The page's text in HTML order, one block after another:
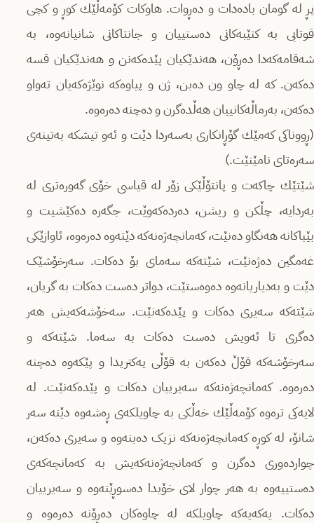
پڕ لە گومان بادەدات و دەڕوات. هاوکات کۆمەڵێك کوڕ و کچی
قوتابی بە کتێبەکانی دەستییان و جانتاکانی شانیانەوە، بە
شەقامەکەدا دەڕۆن، هەندێکیان پێدەکەنن و هەندێکیان قسە
دەکەن. کە لە چاو ون دەبن، ژن و پیاوەکە نوێژەکەیان تەواو
دەکەن، بەرماڵەکانییان هەڵدەگرن و دەچنە دەرەوە.
(ڕووناکی کەمێك گۆڕانکاری بەسەردا دێت و ئەو تیشکە بەتینەی
سه‌ره‌تای نامێنێت.)
شێتێك چاکەت و پانتۆڵێکی زۆر لە قیاسی خۆی گەورەتری لە
بەردایە، چڵکن و ریشن، دەردەکەوێت، جگەرە دەکێشیت و
بێباکانە هەنگاو دەنێت، کەمانچەژەنەکە دێتەوە دەرەوە، ئاوازێکی
غەمگین دەژەنێت، شێتەکە سەمای بۆ دەکات. سەرخۆشێک
دێت و بەدیاریانەوە دەوەستێت، دواتر دەست دەکات بە گریان،
شێتەکە سەیری دەکات و پێدەکەنێت. سەخۆشەکەیش هەر
دەگری تا ئەویش دەست دەکات بە سەما. شێتەکە و
سەرخۆشەکە قۆڵ دەکەن بە قۆڵی یەکتریدا و پێکەوە دەچنە
دەرەوە. کەمانچەژەنەکە سەیرییان دەکات و پێدەکەنێت. لە
لایەکی ترەوە کۆمەڵێك خەڵکی بە چاویلکەی ڕەشەوە دێنە سەر
شانۆ، لە کوڕە کەمانچەژەنەکە نزیک دەبنەوە و سەیری دەکەن،
چواردەوری دەگرن و کەمانچەژەنەکەیش بە کەمانچەکەی
دەستییەوە بە هەر چوار لای خۆیدا دەسوڕێتەوە و سەیرییان
دەکات. یەکەیەکە چاویلکە لە چاوەکان دەڕۆنە دەرەوە و